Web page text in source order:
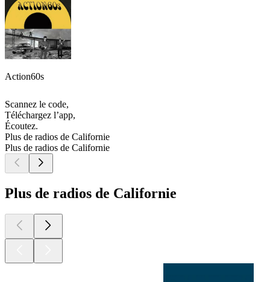
Action60s
Scannez le code,
Téléchargez l’app,
Écoutez.
Plus de radios de Californie
Plus de radios de Californie
Plus de radios de Californie